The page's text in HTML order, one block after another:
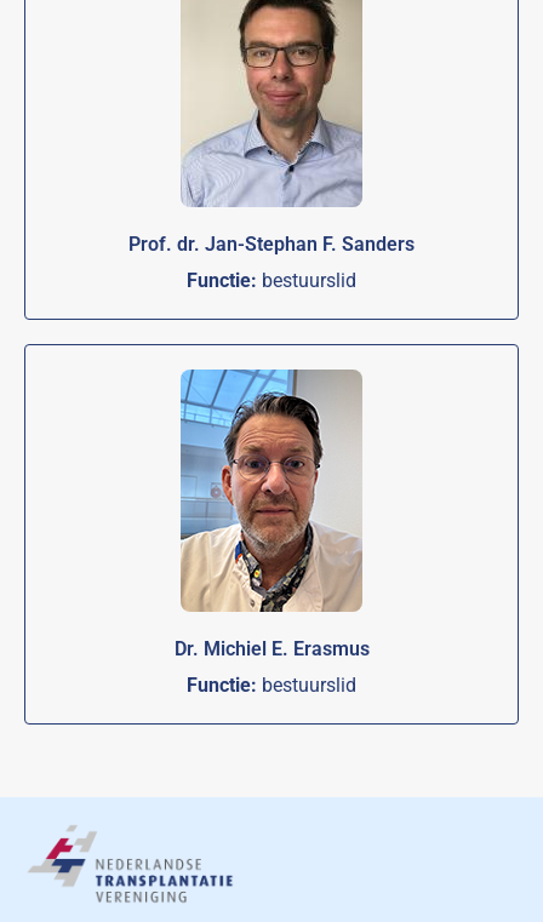
Prof. dr. Jan-Stephan F. Sanders
Functie: bestuurslid
Dr. Michiel E. Erasmus
Functie: bestuurslid